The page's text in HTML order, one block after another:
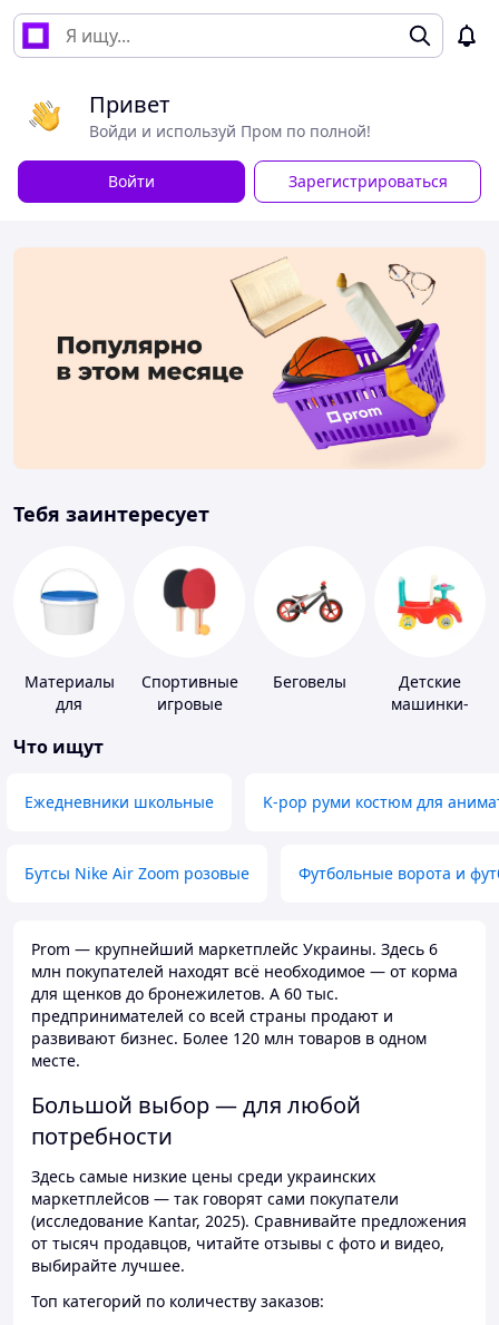
Привет
Войди и используй Пром по полной!
Войти Зарегистрироваться
Тебя заинтересует
Материалы
для
полимерных
Спортивные
игровые
Беговелы
Детские
машинки-
Что ищут
Ежедневники школьные K-pop руми костюм для
Бутсы Nike Air Zoom розовые Футбольные ворота и
Prom — крупнейший маркетплейс Украины. Здесь 6
млн покупателей находят всё необходимое — от корма
для щенков до бронежилетов. А 60 тыс.
предпринимателей со всей страны продают и
развивают бизнес. Более 120 млн товаров в одном
месте.
Большой выбор — для любой
потребности
Здесь самые низкие цены среди украинских
маркетплейсов — так говорят сами покупатели
(исследование Kantar, 2025). Сравнивайте предложения
от тысяч продавцов, читайте отзывы с фото и видео,
выбирайте лучшее.
Топ категорий по количеству заказов: